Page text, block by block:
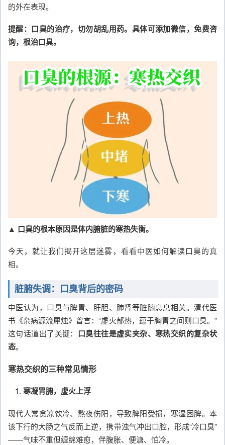
的外在表现。
提醒：口臭的治疗，切勿胡乱用药。具体可添加微信，免费咨
询，根治口臭。
▲ 口臭的根本原因是体内腑脏的寒热失衡。
今天，就让我们揭开这层迷雾，看看中医如何解读口臭的真
相。
脏腑失调：口臭背后的密码
中医认为，口臭与脾胃、肝胆、肺肾等脏腑息息相关。清代医
书《杂病源流犀烛》曾言：“虚火郁热，蕴于胸胃之间则口臭。”
这句话道出了关键：
口臭往往是虚实夹杂、寒热交织的复杂状
态。
寒热交织的三种常见情形
寒凝胃腑，虚火上浮
现代人常贪凉饮冷、熬夜伤阳，导致脾阳受损，寒湿困脾。本
该下行的大肠之气反而上逆，携带浊气冲出口腔，形成“冷口臭”
——气味不重但缠绵难愈，伴腹胀、便溏、怕冷。